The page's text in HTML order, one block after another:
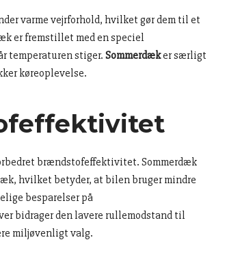
varme vejrforhold, hvilket gør dem til et
er fremstillet med en speciel
temperaturen stiger. Sommerdæker særligt
køreoplevelse.
brændstofeffektivitet. Sommerdæk
hvilket betyder, at bilen bruger mindre
besparelser på
bidrager den lavere rullemodstand til
miljøvenligt valg.